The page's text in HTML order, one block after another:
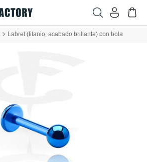
Labret (titanio, acabado brillante) con bola